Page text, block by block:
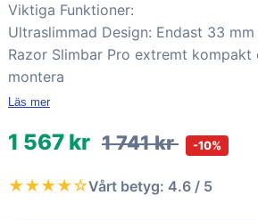
Viktiga Funktioner:
Ultraslimmad Design: Endast 33
Razor Slimbar Pro extremt kompakt
montera
Läs mer
1 567 kr 1 741 kr -10%
★★★★☆Vårt betyg: 4.6 / 5